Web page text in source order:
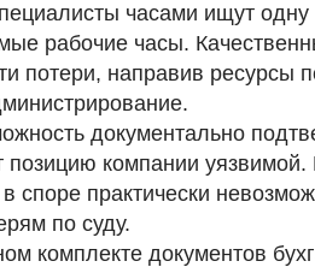
часами ищут одну
рабочие часы.
потери, направив ресурсы
документально
позицию компании
практически
по суду.
комплекте документов